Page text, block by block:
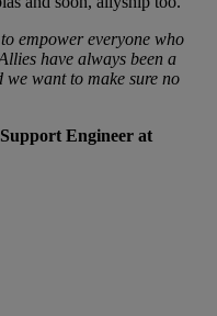
empower everyone who
have always been a
we want to make sure no
Engineer at